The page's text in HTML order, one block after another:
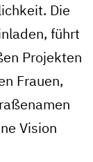
Die
führt
Projekten
Frauen,
Vision